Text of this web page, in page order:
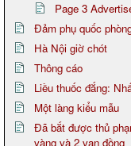
Page 3
Đảm phụ quốc
Hà Nội giờ chót
Thông cáo
Liều thuốc đắng:
Một làng kiểu mẫu
Đã bắt được thủ
vàng và 2 vạn đồng